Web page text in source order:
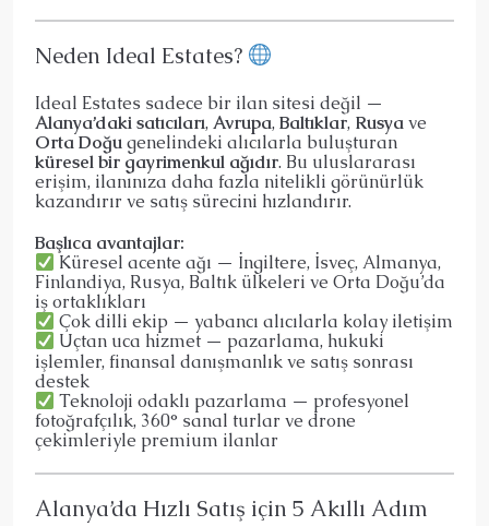
Neden Ideal Estates?
Ideal Estates sadece bir ilan sitesi değil —
Alanya’daki satıcıları, Avrupa, Baltıklar, Rusyave
Orta Doğugenelindeki alıcılarla buluşturan
küresel bir gayrimenkul ağıdır. Bu uluslararası
erişim, ilanınıza daha fazla nitelikli görünürlük
kazandırır ve satış sürecini hızlandırır.
Başlıca avantajlar:
Küresel acente ağı — İngiltere, İsveç, Almanya,
Finlandiya, Rusya, Baltık ülkeleri ve Orta Doğu’da
iş ortaklıkları
Çok dilli ekip — yabancı alıcılarla kolay iletişim
Uçtan uca hizmet — pazarlama, hukuki
işlemler, finansal danışmanlık ve satış sonrası
destek
Teknoloji odaklı pazarlama — profesyonel
fotoğrafçılık, 360° sanal turlar ve drone
çekimleriyle premium ilanlar
Alanya’da Hızlı Satış için 5 Akıllı Adım